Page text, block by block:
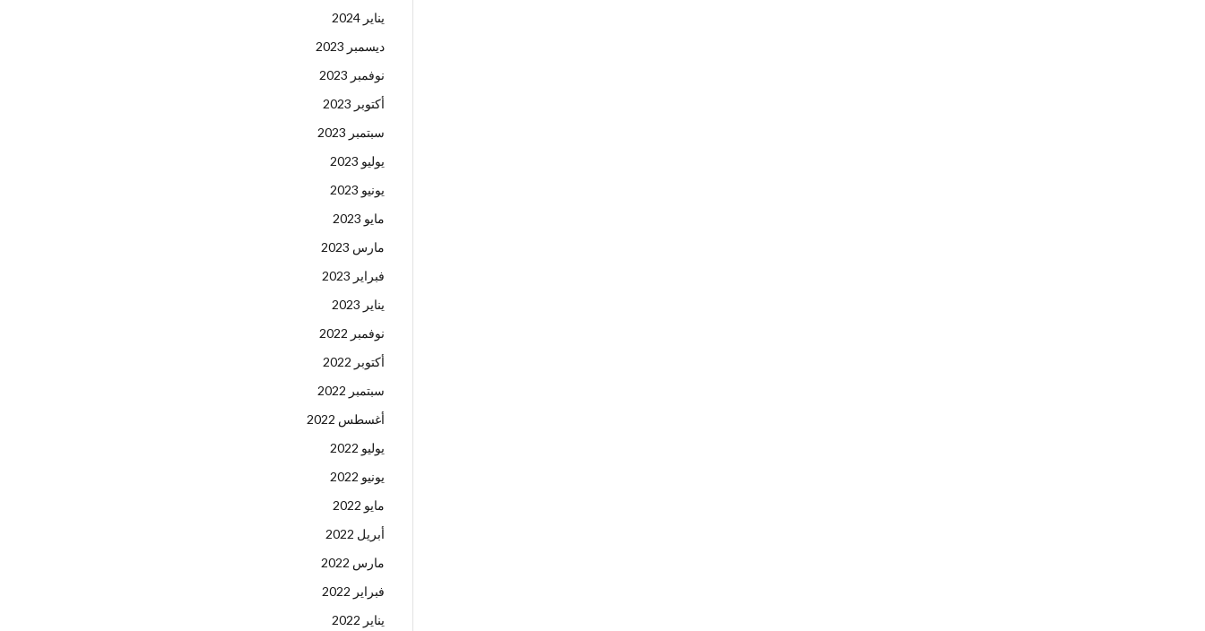
يناير 2024
ديسمبر 2023
نوفمبر 2023
أكتوبر 2023
سبتمبر 2023
يوليو 2023
يونيو 2023
مايو 2023
مارس 2023
فبراير 2023
يناير 2023
نوفمبر 2022
أكتوبر 2022
سبتمبر 2022
أغسطس 2022
يوليو 2022
يونيو 2022
مايو 2022
أبريل 2022
مارس 2022
فبراير 2022
يناير 2022